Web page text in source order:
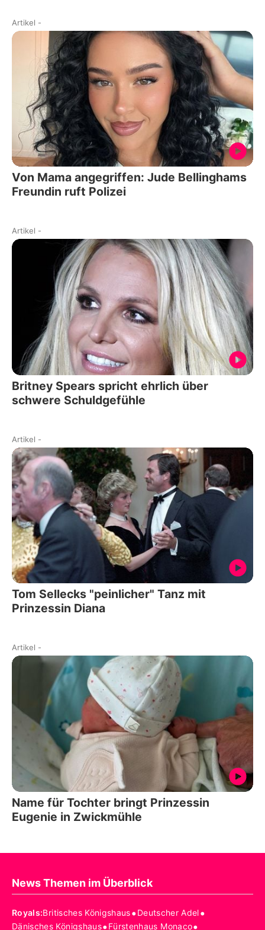
Artikel -
Von Mama angegriffen: Jude Bellinghams
Freundin ruft Polizei
Artikel -
Britney Spears spricht ehrlich über
schwere Schuldgefühle
Artikel -
Tom Sellecks "peinlicher" Tanz mit
Prinzessin Diana
Artikel -
Name für Tochter bringt Prinzessin
Eugenie in Zwickmühle
News Themen im Überblick
Royals:Britisches Königshaus•Deutscher Adel•
Dänisches Königshaus•Fürstenhaus Monaco•